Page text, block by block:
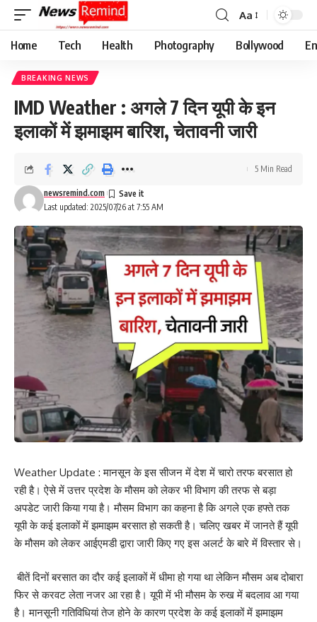
Font
Resizer
Aa
Home Tech Health Photography Bollywood
BREAKING NEWS
IMD Weather : अगले 7 दिन यूपी के इन
इलाकों में झमाझम बारिश, चेतावनी जारी
Last updated: 2025/07/26 at 7:55 AM
newsremind.com
5 Min Read
Weather Update : मानसून के इस सीजन में देश में चारो तरफ बरसात हो
रही है। ऐसे में उत्तर प्रदेश के मौसम को लेकर भी विभाग की तरफ से बड़ा
अपडेट जारी किया गया है। मौसम विभाग का कहना है कि अगले एक हफ्ते तक
यूपी के कई इलाकों में झमाझम बरसात हो सकती है। चलिए खबर में जानते हैं यूपी
के मौसम को लेकर आईएमडी द्वारा जारी किए गए इस अलर्ट के बारे में विस्तार से।
बीतें दिनों बरसात का दौर कई इलाकों में धीमा हो गया था लेकिन मौसम अब दोबारा
फिर से करवट लेता नजर आ रहा है। यूपी में भी मौसम के रुख में बदलाव आ गया
है। मानसूनी गतिविधियां तेज होने के कारण प्रदेश के कई इलाकों में झमाझम